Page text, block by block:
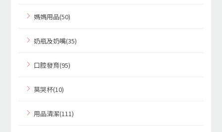
媽媽用品(50)
奶瓶及奶嘴(35)
口腔發育(95)
莫哭杯(10)
用品清潔(111)